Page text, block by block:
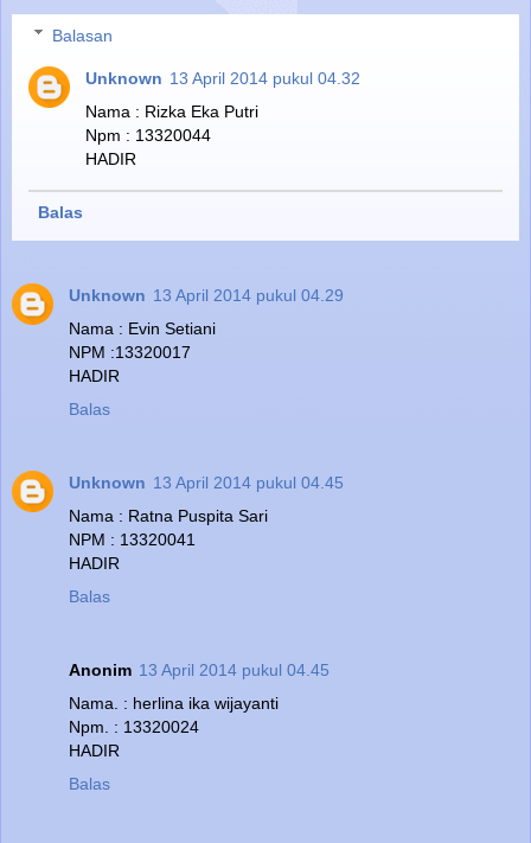
Balasan
Unknown 13 April 2014 pukul 04.32
Nama : Rizka Eka Putri
Npm : 13320044
HADIR
Balas
Unknown 13 April 2014 pukul 04.29
Nama : Evin Setiani
NPM :13320017
HADIR
Balas
Unknown 13 April 2014 pukul 04.45
Nama : Ratna Puspita Sari
NPM : 13320041
HADIR
Balas
Anonim 13 April 2014 pukul 04.45
Nama. : herlina ika wijayanti
Npm. : 13320024
HADIR
Balas